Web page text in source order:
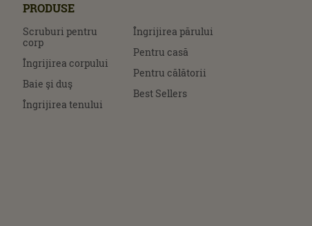
PRODUSE
Scruburi pentru
corp
Îngrijirea corpului
Baie şi duş
Îngrijirea tenului
Îngrijirea părului
Pentru casă
Pentru călătorii
Best Sellers